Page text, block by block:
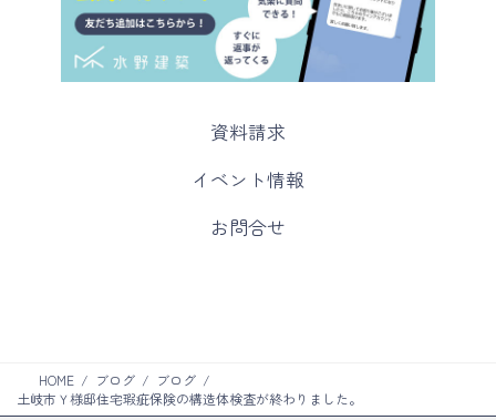
資料請求
イベント情報
お問合せ
HOME ブログ
ブログ
土岐市Ｙ様邸住宅瑕疵保険の構造体検査が終わりました。